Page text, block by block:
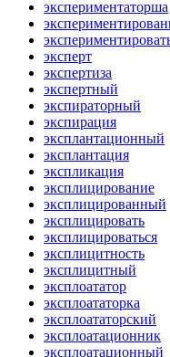
экспериментаторша
эксперт
экспертиза
экспертный
экспираторный
экспирация
эксплантационный
эксплантация
экспликация
эксплицирование
эксплицированный
эксплицировать
эксплицироваться
эксплицитность
эксплицитный
эксплоататор
эксплоататорка
эксплоататорский
эксплоатационник
эксплоатационный